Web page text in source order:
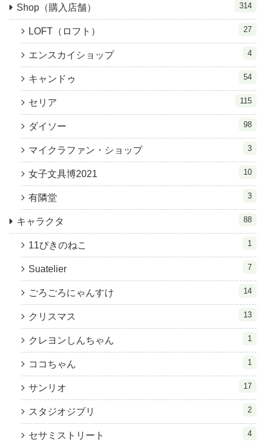
Shop（購入店舗） 314
LOFT（ロフト） 27
エンスカイショップ 4
キャンドゥ 54
セリア 115
ダイソー 98
マイクラファン・ショップ 3
女子文具博2021 10
有隣堂 3
キャラクタ 88
11ぴきのねこ 1
Suatelier 7
ごろごろにゃんすけ 14
クリスマス 13
クレヨンしんちゃん 1
ココちゃん 1
サンリオ 17
スタジオジブリ 2
セサミストリート 4